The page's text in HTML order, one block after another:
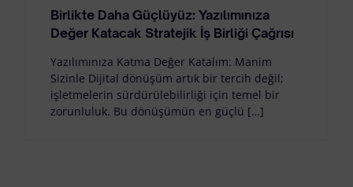
Birlikte Daha Güçlüyüz: Yazılımınıza
Değer Katacak Stratejik İş Birliği Çağrısı
Yazılımınıza Katma Değer Katalım: Manim
Sizinle Dijital dönüşüm artık bir tercih değil;
işletmelerin sürdürülebilirliği için temel bir
zorunluluk. Bu dönüşümün en güçlü […]